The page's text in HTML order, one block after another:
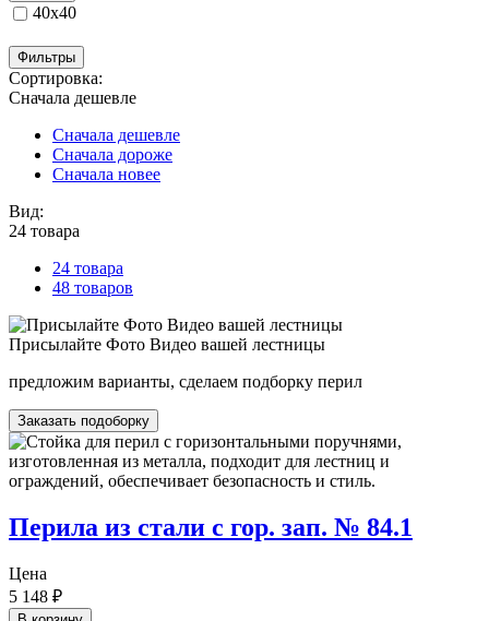
40х40
Фильтры
Сортировка:
Сначала дешевле
Сначала дешевле
Сначала дороже
Сначала новее
Вид:
24 товара
24 товара
48 товаров
Присылайте Фото Видео вашей лестницы
предложим варианты, сделаем подборку перил
Заказать подоборку
Перила из стали с гор. зап. № 84.1
Цена
5 148 ₽